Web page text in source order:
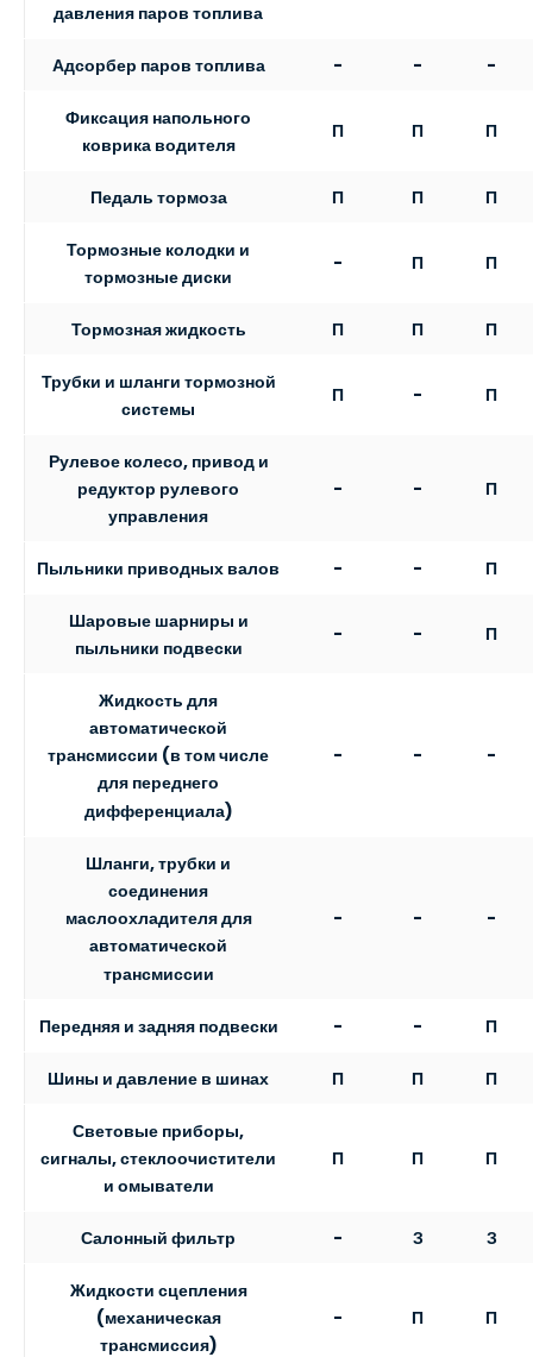
давления паров топлива
Адсорбер паров топлива - - -
Фиксация напольного
коврика водителя
П П П
Педаль тормоза П П П
Тормозные колодки и
тормозные диски
- П П
Тормозная жидкость П П П
Трубки и шланги тормозной
системы
П - П
Рулевое колесо, привод и
редуктор рулевого
управления
- - П
Пыльники приводных валов - - П
Шаровые шарниры и
пыльники подвески
- - П
Жидкость для
автоматической
трансмиссии (в том числе
для переднего
дифференциала)
- - -
Шланги, трубки и
соединения
маслоохладителя для
автоматической
трансмиссии
- - -
Передняя и задняя подвески - - П
Шины и давление в шинах П П П
Световые приборы,
сигналы, стеклоочистители
и омыватели
П П П
Салонный фильтр - З З
Жидкости сцепления
(механическая
трансмиссия)
- П П